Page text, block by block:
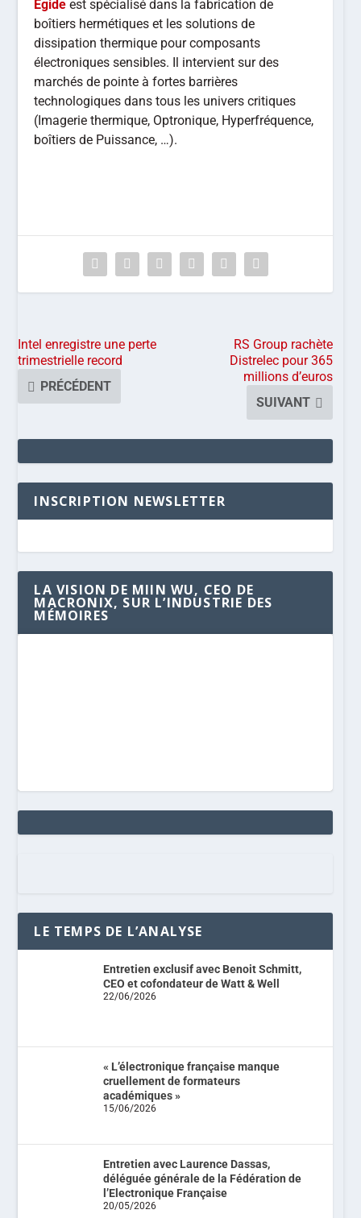
Egide est spécialisé dans la fabrication de
boîtiers hermétiques et les solutions de
dissipation thermique pour composants
électroniques sensibles. Il intervient sur des
marchés de pointe à fortes barrières
technologiques dans tous les univers critiques
(Imagerie thermique, Optronique, Hyperfréquence,
boîtiers de Puissance, …).
Intel enregistre une perte
trimestrielle record
PRÉCÉDENT
RS Group rachète
Distrelec pour 365
millions d’euros
SUIVANT
INSCRIPTION NEWSLETTER
LA VISION DE MIIN WU, CEO DE
MACRONIX, SUR L’INDUSTRIE DES
MÉMOIRES
LE TEMPS DE L’ANALYSE
Entretien exclusif avec Benoit Schmitt,
CEO et cofondateur de Watt & Well
22/06/2026
« L’électronique française manque
cruellement de formateurs
académiques »
15/06/2026
Entretien avec Laurence Dassas,
déléguée générale de la Fédération de
l’Electronique Française
20/05/2026